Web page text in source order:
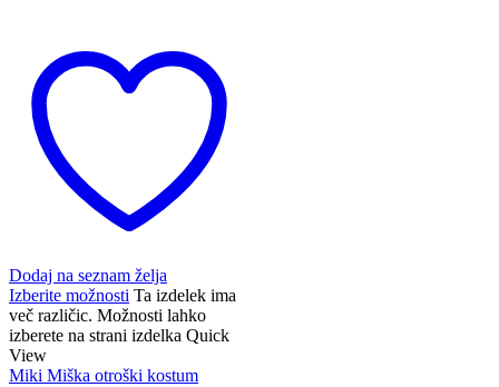
Dodaj na seznam želja
Izberite možnosti Ta izdelek ima
več različic. Možnosti lahko
izberete na strani izdelka Quick
View
Miki Miška otroški kostum